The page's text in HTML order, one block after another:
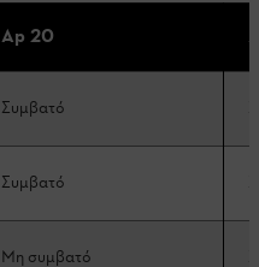
Ap 20
Συμβατό
Συμβατό
Μη συμβατό